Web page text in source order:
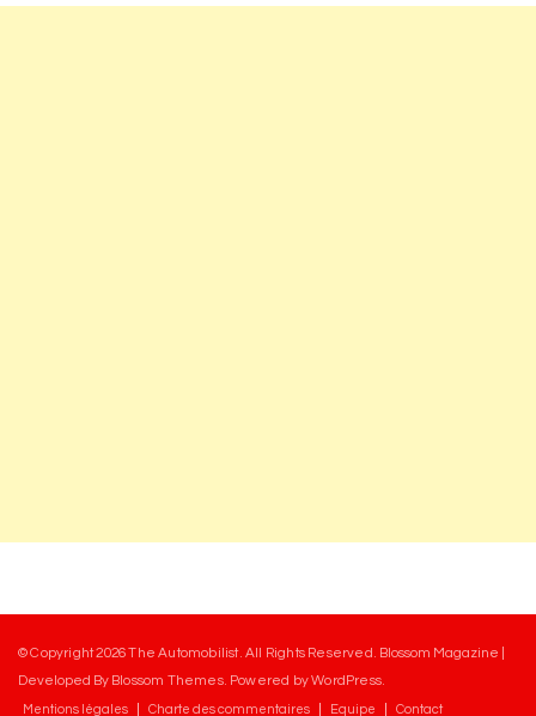
© Copyright 2026The Automobilist. All Rights Reserved. Blossom Magazine |
Developed By Blossom Themes. Powered byWordPress
Mentions légales Charte des commentaires Equipe Contact